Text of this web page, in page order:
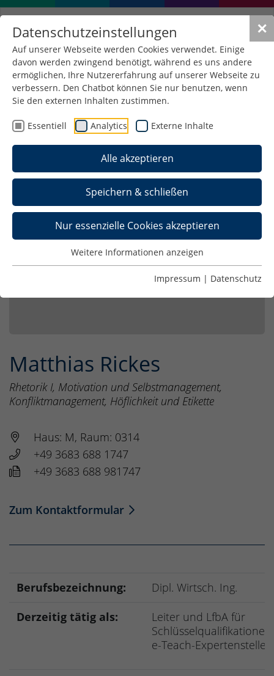
✕
Datenschutzeinstellungen
Auf unserer Webseite werden Cookies verwendet. Einige
davon werden zwingend benötigt, während es uns andere
ermöglichen, Ihre Nutzererfahrung auf unserer Webseite zu
verbessern. Den Chatbot können Sie nur benutzen, wenn
Sie den externen Inhalten zustimmen.
Essentiell Analytics Externe Inhalte
Alle akzeptieren
Speichern & schließen
Nur essenzielle Cookies akzeptieren
Weitere Informationen anzeigen
Impressum | Datenschutz
Matthias Rickes
Rhetorik I, Motivation und Selbstmanagement,
Konfliktmanagement, Höflichkeit und Etikette
Haus: M, Raum: 0314
+49 3683 688 1747
+49 3683 688 981747
Zum Kontaktformular
Berufsbezeichnung:
Dipl. Wirtsch. Ing.
Derzeitig tätig als:
Leiter und LfbA für
Schlüsselqualifikationen
e-Teach-Expertenstelle